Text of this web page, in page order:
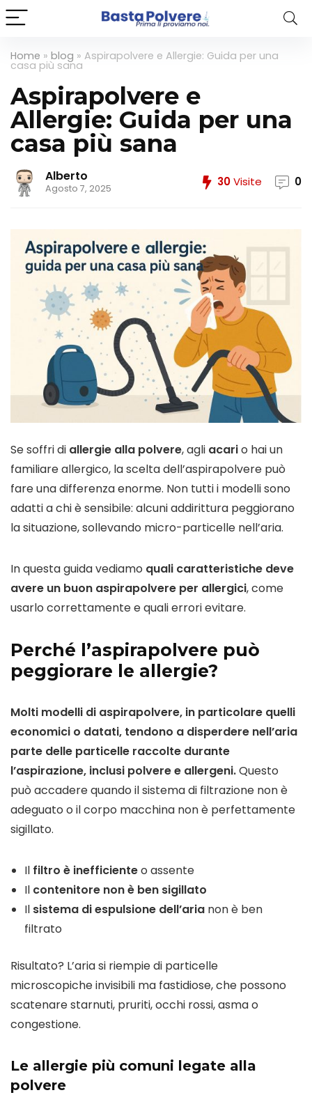
Home » blog » Aspirapolvere e Allergie: Guida per una
casa più sana
Aspirapolvere e
Allergie: Guida per una
casa più sana
Alberto
Agosto 7, 2025 30Visite 0
Se soffri di allergie alla polvere, agli acario hai un
familiare allergico, la scelta dell’aspirapolvere può
fare una differenza enorme. Non tutti i modelli sono
adatti a chi è sensibile: alcuni addirittura peggiorano
la situazione, sollevando micro-particelle nell’aria.
In questa guida vediamo quali caratteristiche deve
avere un buon aspirapolvere per allergici, come
usarlo correttamente e quali errori evitare.
Perché l’aspirapolvere può
peggiorare le allergie?
Molti modelli di aspirapolvere, in particolare quelli
economici o datati, tendono a disperdere nell’aria
parte delle particelle raccolte durante
l’aspirazione, inclusi polvere e allergeni.Questo
può accadere quando il sistema di filtrazione non è
adeguato o il corpo macchina non è perfettamente
sigillato.
Il filtro è inefficienteo assente
Il contenitore non è ben sigillato
Il sistema di espulsione dell’aria non è ben
filtrato
Risultato? L’aria si riempie di particelle
microscopiche invisibili ma fastidiose, che possono
scatenare starnuti, pruriti, occhi rossi, asma o
congestione.
Le allergie più comuni legate alla
polvere